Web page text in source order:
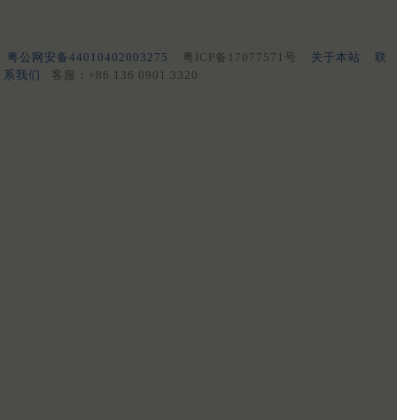
粤公网安备44010402003275 粤ICP备17077571号 关于本站
联
系我们
客服：+86 136 0901 3320